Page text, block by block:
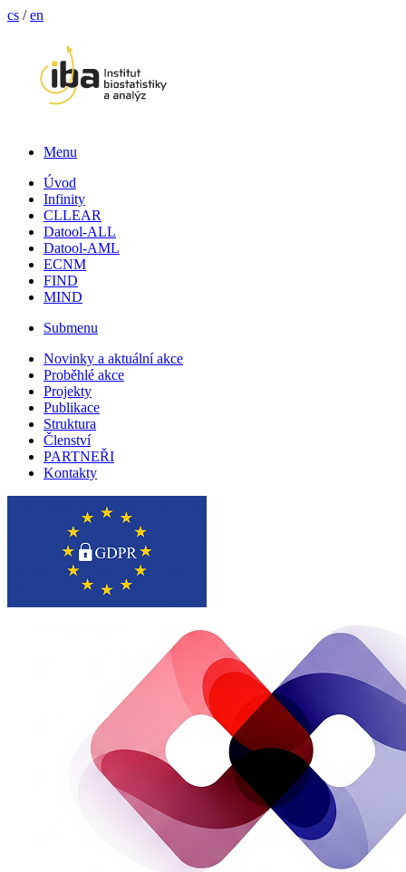
cs /en
Menu
Úvod
Infinity
CLLEAR
Datool-ALL
Datool-AML
ECNM
FIND
MIND
Submenu
Novinky a aktuální akce
Proběhlé akce
Projekty
Publikace
Struktura
Členství
PARTNEŘI
Kontakty